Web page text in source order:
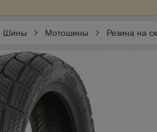
Шины Мотошины Резина на